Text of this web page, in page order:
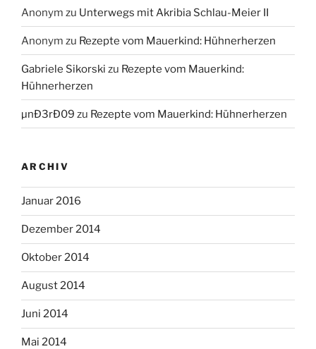
Anonym zu Unterwegs mit Akribia Schlau-Meier II
Anonym zu Rezepte vom Mauerkind: Hühnerherzen
Gabriele Sikorski zu Rezepte vom Mauerkind:
Hühnerherzen
µnÐ3rÐ09 zu Rezepte vom Mauerkind: Hühnerherzen
ARCHIV
Januar 2016
Dezember 2014
Oktober 2014
August 2014
Juni 2014
Mai 2014